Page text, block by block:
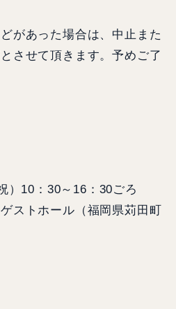
があった場合は、中止また
させて頂きます。予めご了
）10：30～16：30ごろ
トホール（福岡県苅田町